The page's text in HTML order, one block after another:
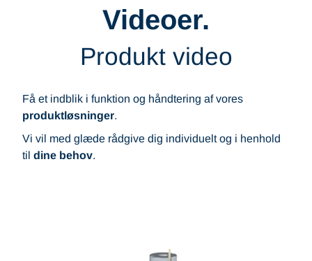
Videoer.
Produkt video
Få et indblik i funktion og håndtering af vores
produktløsninger.
Vi vil med glæde rådgive dig individuelt og i henhold
til dine behov.